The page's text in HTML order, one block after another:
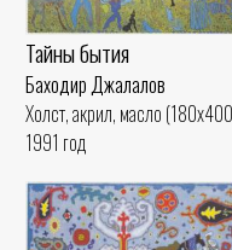
Тайны бытия
Баходир Джалалов
Холст, акрил, масло
1991 год